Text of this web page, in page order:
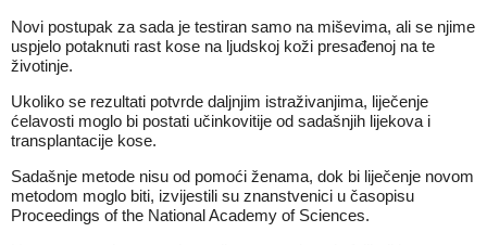
Novi postupak za sada je testiran samo na miševima, ali se njime
uspjelo potaknuti rast kose na ljudskoj koži presađenoj na te
životinje.
Ukoliko se rezultati potvrde daljnjim istraživanjima, liječenje
ćelavosti moglo bi postati učinkovitije od sadašnjih lijekova i
transplantacije kose.
Sadašnje metode nisu od pomoći ženama, dok bi liječenje novom
metodom moglo biti, izvijestili su znanstvenici u časopisu
Proceedings of the National Academy of Sciences.